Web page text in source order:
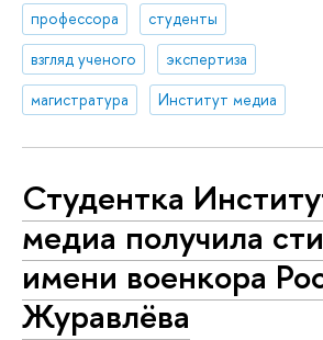
профессора
студенты
взгляд ученого
экспертиза
магистратура
Институт медиа
Студентка
медиа получила
имени военкора
Журавлёва